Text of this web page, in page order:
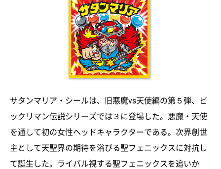
サタンマリア・シールは、旧悪魔vs天使編の第５弾、ビ
ックリマン伝説シリーズでは３に登場した。悪魔・天使
を通して初の女性ヘッドキャラクターである。次界創世
主として天聖界の期待を浴びる聖フェニックスに対抗し
て誕生した。ライバル視する聖フェニックスを追いか